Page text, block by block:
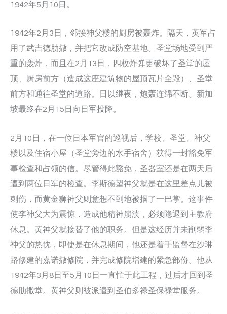
1942年5月10日。
1942年2月3日，邻接神父楼的厨房被轰炸。隔天，英军占
用了武吉德肋撒，并把它改成防空基地。圣堂场地受到严
重的轰炸，而且在2月13日，四枚炸弹更破坏了圣堂的屋
顶、厨房前方（造成这座建筑物的屋顶瓦片全毁）、圣堂
前方和通往圣堂的道路。日以继夜，炮轰连绵不断。新加
坡最终在2月15日向日军投降。
2月10日，在一位日本军官的巡视后，学校、圣堂、神父
楼以及住宿小屋（圣堂旁边的水手宿舍）获得一封豁免军
事检查和占领的信。尽管得此豁免，圣器室还是在两天后
遭到两位日军的检查。李斯德望神父就是在这里差点儿被
刺伤，而黄金狮神父则意想不到地被掴了一巴掌。这事件
使李神父大为震惊，造成他精神崩溃，必须隐退到主教府
休息。黄神父就接替了他的职务。但是这经历并未削弱李
神父的热忱，即使是在休息期间，他还是着手监督在沙琳
路修建的嘉诺撒修院，并完成修院增建的紧急部份。他从
1942年3月8日至5月10日一直忙于此工程，过后才回到圣
德肋撒堂。黄神父则被派遣到圣伯多禄圣保禄堂服务。